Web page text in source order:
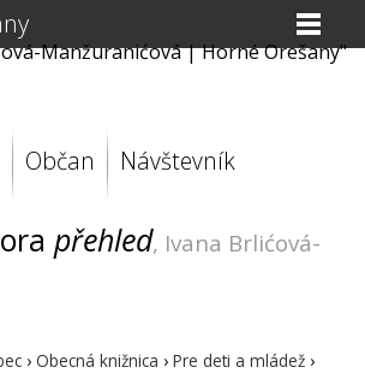
Manžuranićová | Horné Orešany"
Občan Návštevník
přehled, Ivana Brlićová-
› Obecná knižnica › Pre deti a mládež ›